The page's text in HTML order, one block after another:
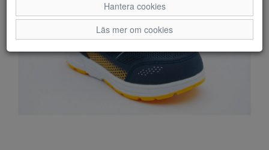
Hantera cookies
Läs mer om cookies